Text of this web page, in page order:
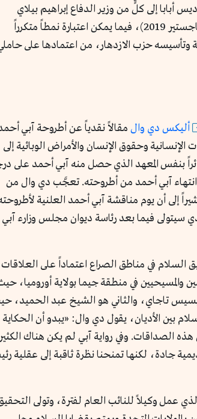
إلى كلٍّ من وزير الدفاع إبراهيم بيلاي
(ماجستير 2007)، بالإضافة إلى قيادات في حزب الازدهار مثل تاكيلي أوما (ماجستير 2014)، وداغماويت موجيس (ماجستير 2019)، فيما يمكن اعتبارة نمطاً متكرراً
وتأسيسه حزب الازدهار، من اعتمادها على
أليكس دي وال مقالاً نقدياً عن أطروحة آبي
وحقوق الإنسان والأمراض الوبائية إلى
بنفس المعهد الذي حصل منه آبي أحمد على
انتهاء آبي أحمد من أطروحته. تعجَّب دي وال من
أو الندوات، مشيراً إلى أن يوم مناقشة آبي أحمد العلنية
سيتولى فيما بعد رئاسة ديوان مجلس وزارء آبي
في مناطق الصراع اعتماداً على العلاقات
التي وقعت بين المسلمين والمسيحيين في منطقة جيما بولاية أوروميا،
تاجاي، والثاني هو الشيخ عبد الحميد،
بين الأديان، يقول دي وال: «يبدو أن الحكاية
الصداقات. وفي رواية آبي لم يكن هناك
جادة، لكنها تمنحنا نظرة ثاقبة إلى عقلية
عمل وكيلاً للنائب العام لفترة، وتولى